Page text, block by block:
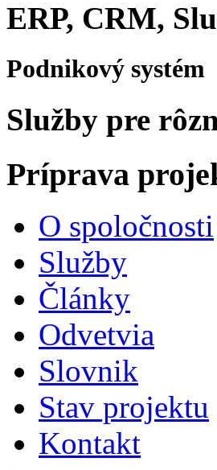
ERP, CRM,
Podnikový systém
Služby pre
Príprava
O spoločnosti
Služby
Články
Odvetvia
Slovnik
Stav projektu
Kontakt